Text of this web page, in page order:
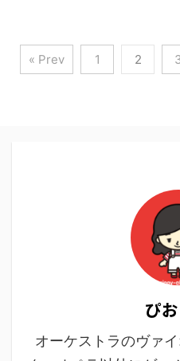
« Prev 1 2
ぴ
オーケストラのヴァ